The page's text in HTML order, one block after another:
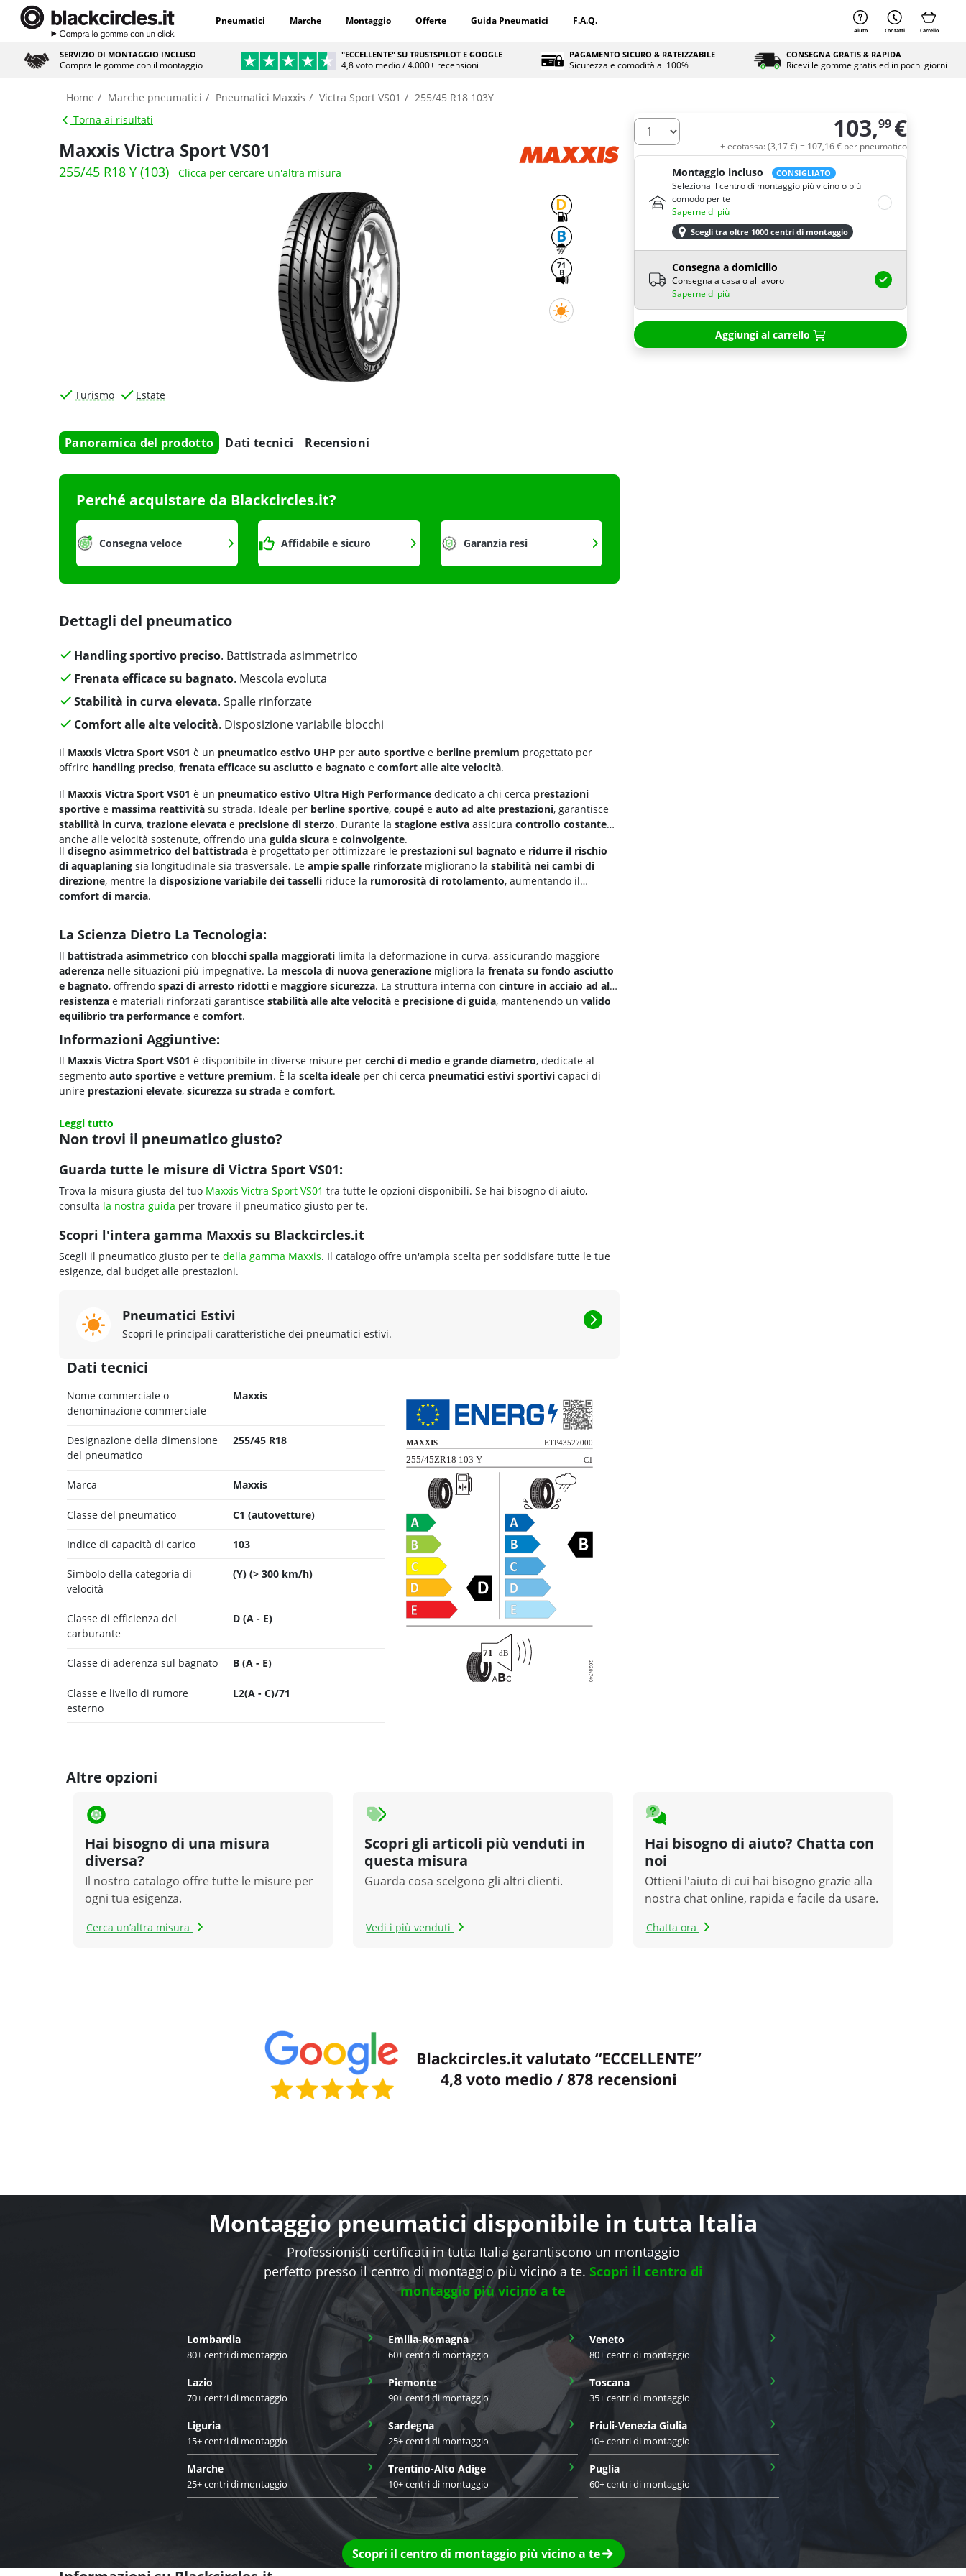
Pneumatici Marche Montaggio Offerte Guida Pneumatici F.A.Q.
Aiuto Contatti Carrello
SERVIZIO DI MONTAGGIO INCLUSO
Compra le gomme con il montaggio
"ECCELLENTE" SU TRUSTSPILOT E GOOGLE
4,8 voto medio / 4.000+ recensioni
PAGAMENTO SICURO & RATEIZZABILE
Sicurezza e comodità al 100%
CONSEGNA GRATIS & RAPIDA
Ricevi le gomme gratis ed in pochi giorni
Home Marche pneumatici Pneumatici Maxxis Victra Sport VS01
255/45 R18 103Y
Torna ai risultati
Maxxis Victra Sport VS01
255/45 R18 Y (103) Clicca per cercare un'altra misura
D
B
71
B
Turismo Estate
Panoramica del prodotto Dati tecnici Recensioni
Perché acquistare da Blackcircles.it?
Consegna veloce Affidabile e sicuro Garanzia resi
Dettagli del pneumatico
Handling sportivo preciso. Battistrada asimmetrico
Frenata efficace su bagnato. Mescola evoluta
Stabilità in curva elevata. Spalle rinforzate
Comfort alle alte velocità. Disposizione variabile blocchi
Il Maxxis Victra Sport VS01 è un pneumatico estivo UHP per auto sportive e berline premium progettato per
offrire handling preciso, frenata efficace su asciutto e bagnato e comfort alle alte velocità.
Il Maxxis Victra Sport VS01 è un pneumatico estivo Ultra High Performance dedicato a chi cerca prestazioni
sportive e massima reattività su strada. Ideale per berline sportive, coupé e auto ad alte prestazioni, garantisce
stabilità in curva, trazione elevata e precisione di sterzo. Durante la stagione estiva assicura controllo costante
anche alle velocità sostenute, offrendo una guida sicura e coinvolgente.
Il disegno asimmetrico del battistrada è progettato per ottimizzare le prestazioni sul bagnato e ridurre il rischio
di aquaplaning sia longitudinale sia trasversale. Le ampie spalle rinforzate migliorano la stabilità nei cambi di
direzione, mentre la disposizione variabile dei tasselli riduce la rumorosità di rotolamento, aumentando il
comfort di marcia.
La Scienza Dietro La Tecnologia:
Il battistrada asimmetrico con blocchi spalla maggiorati limita la deformazione in curva, assicurando maggiore
aderenza nelle situazioni più impegnative. La mescola di nuova generazione migliora la frenata su fondo asciutto
e bagnato, offrendo spazi di arresto ridotti e maggiore sicurezza. La struttura interna con cinture in acciaio ad alta
resistenza e materiali rinforzati garantisce stabilità alle alte velocità e precisione di guida, mantenendo un valido
equilibrio tra performance e comfort.
Informazioni Aggiuntive:
Il Maxxis Victra Sport VS01 è disponibile in diverse misure per cerchi di medio e grande diametro, dedicate al
segmento auto sportive e vetture premium. È la scelta ideale per chi cerca pneumatici estivi sportivi capaci di
unire prestazioni elevate, sicurezza su strada e comfort.
Leggi tutto
Non trovi il pneumatico giusto?
Guarda tutte le misure di Victra Sport VS01:
Trova la misura giusta del tuo Maxxis Victra Sport VS01 tra tutte le opzioni disponibili. Se hai bisogno di aiuto,
consulta la nostra guida per trovare il pneumatico giusto per te.
Scopri l'intera gamma Maxxis su Blackcircles.it
Scegli il pneumatico giusto per te della gamma Maxxis. Il catalogo offre un'ampia scelta per soddisfare tutte le tue
esigenze, dal budget alle prestazioni.
Pneumatici Estivi
Scopri le principali caratteristiche dei pneumatici estivi.
Dati tecnici
Nome commerciale o
denominazione commerciale
Maxxis
Designazione della dimensione
del pneumatico
255/45 R18
Marca Maxxis
Classe del pneumatico C1 (autovetture)
Indice di capacità di carico 103
Simbolo della categoria di
velocità
(Y) (> 300 km/h)
Classe di efficienza del
carburante
D (A - E)
Classe di aderenza sul bagnato B (A - E)
Classe e livello di rumore
esterno
L2(A - C)/71
Quantità 103,99 €
+ ecotassa: (3,17€) = 107,16€ per pneumatico
Montaggio incluso CONSIGLIATO
Seleziona il centro di montaggio più vicino o più
comodo per te
Saperne di più
Scegli tra oltre 1000 centri di montaggio
Consegna a domicilio
Consegna a casa o al lavoro
Saperne di più
Aggiungi al carrello
Altre opzioni
Hai bisogno di una misura
diversa?
Il nostro catalogo offre tutte le misure per
ogni tua esigenza.
Cerca un’altra misura
Scopri gli articoli più venduti in
questa misura
Guarda cosa scelgono gli altri clienti.
Vedi i più venduti
Hai bisogno di aiuto? Chatta con
noi
Ottieni l'aiuto di cui hai bisogno grazie alla
nostra chat online, rapida e facile da usare.
Chatta ora
Montaggio pneumatici disponibile in tutta Italia
Professionisti certificati in tutta Italia garantiscono un montaggio
perfetto presso il centro di montaggio più vicino a te. Scopri il centro di
montaggio più vicino a te
Lombardia
80+ centri di montaggio
› Emilia-Romagna
60+ centri di montaggio
› Veneto
80+ centri di montaggio
›
Lazio
70+ centri di montaggio
› Piemonte
90+ centri di montaggio
› Toscana
35+ centri di montaggio
›
Liguria
15+ centri di montaggio
› Sardegna
25+ centri di montaggio
› Friuli-Venezia Giulia
10+ centri di montaggio
›
Marche
25+ centri di montaggio
› Trentino-Alto Adige
10+ centri di montaggio
› Puglia
60+ centri di montaggio
›
Scopri il centro di montaggio più vicino a te